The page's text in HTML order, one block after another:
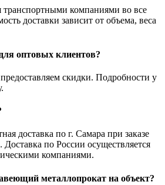
транспортными компаниями во все
доставки зависит от объема, веса
оптовых клиентов?
скидки. Подробности у
доставка по г. Самара при заказе
по России осуществляется
компаниями.
металлопрокат на объект?